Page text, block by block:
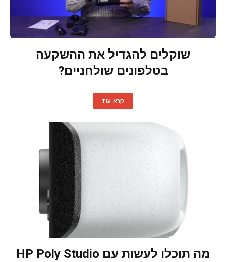
שוקלים להגדיל את ההשקעה
בטלפונים שולחניים?
קרא עוד
מה תוכלו לעשות עם HP Poly Studio